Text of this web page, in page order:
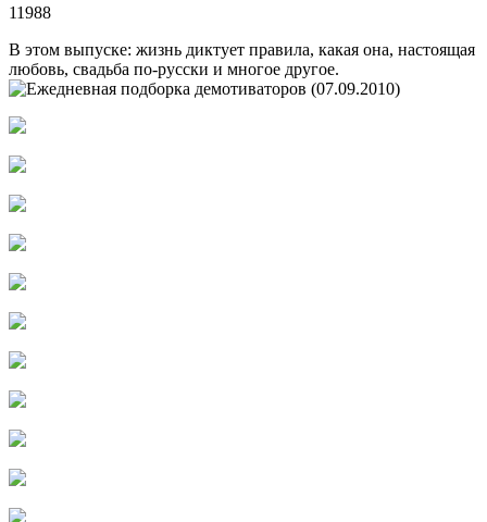
11988
В этом выпуске: жизнь диктует правила, какая она, настоящая
любовь, свадьба по-русски и многое другое.